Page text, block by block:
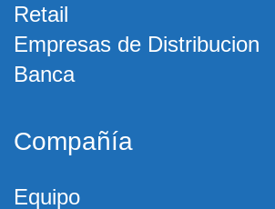
Retail
Empresas de Distribucion
Banca
Compañía
Equipo